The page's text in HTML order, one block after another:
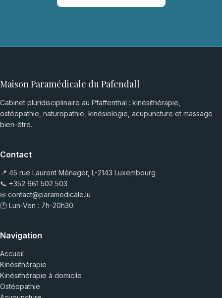
Maison Paramédicale du Pafendall
Cabinet pluridisciplinaire au Pfaffenthal : kinésithérapie,
ostéopathie, naturopathie, kinésiologie, acupuncture et massage
bien-être.
Contact
📍 45 rue Laurent Ménager, L-2143 Luxembourg
📞 +352 661 502 503
✉ contact@paramedicale.lu
🕐 Lun-Ven : 7h-20h30
Navigation
Accueil
Kinésithérapie
Kinésithérapie à domicile
Ostéopathie